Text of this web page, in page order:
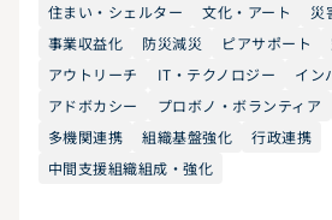
住まい・シェルター
文化・アート 災
事業収益化
防災減災 ピアサポート
アウトリーチ
IT・テクノロジー イン
アドボカシー
プロボノ・ボランティア
多機関連携
組織基盤強化
行政連携
中間支援組織組成・強化